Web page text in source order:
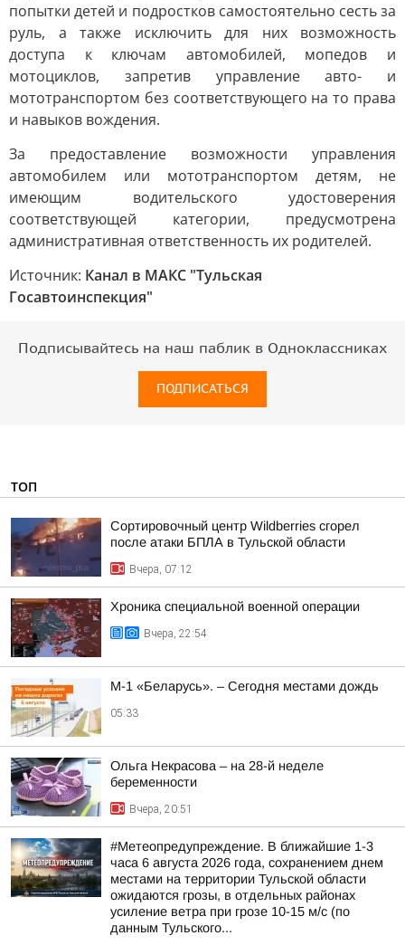
попытки детей и подростков самостоятельно сесть за
руль, а также исключить для них возможность
доступа к ключам автомобилей, мопедов и
мотоциклов, запретив управление авто- и
мототранспортом без соответствующего на то права
и навыков вождения.
За предоставление возможности управления
автомобилем или мототранспортом детям, не
имеющим водительского удостоверения
соответствующей категории, предусмотрена
административная ответственность их родителей.
Источник: Канал в МАКС "Тульская
Госавтоинспекция"
Подписывайтесь на наш паблик в Одноклассниках
ПОДПИСАТЬСЯ
ТОП
Сортировочный центр Wildberries сгорел
после атаки БПЛА в Тульской области
Вчера, 07:12
Хроника специальной военной операции
Вчера, 22:54
М-1 «Беларусь». – Сегодня местами дождь
05:33
Ольга Некрасова – на 28-й неделе
беременности
Вчера, 20:51
#Метеопредупреждение. В ближайшие 1-3
часа 6 августа 2026 года, сохранением днем
местами на территории Тульской области
ожидаются грозы, в отдельных районах
усиление ветра при грозе 10-15 м/с (по
данным Тульского...